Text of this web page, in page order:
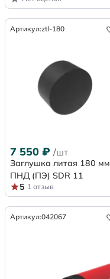
Артикул:ztl-180
7 550 ₽ /шт
Заглушка литая 180 мм
ПНД (ПЭ) SDR 11
5 1 отзыв
Артикул:042067